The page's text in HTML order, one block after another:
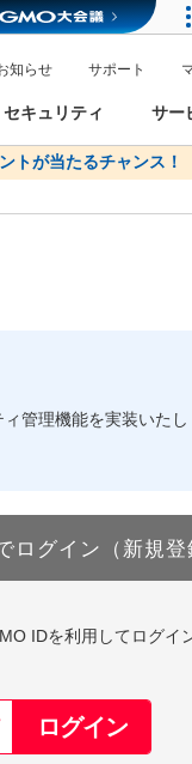
セキュリティ サー
知らせ サポート
含む最新の機能を使う方
ン可能
含む最新の機能を使う方
可能
料 詳細
トが当たるチャンス！
管理機能を実装いたし
ログイン（新規登
IDを利用してログイ